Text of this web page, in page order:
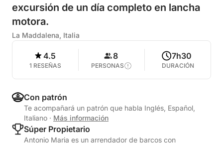
excursión de un día completo en lancha
motora.
La Maddalena, Italia
4.5
1 RESEÑAS
8
PERSONAS
7h30
DURACIÓN
Con patrón
Te acompañará un patrón que habla Inglés, Español,
Italiano · Más información
Súper Propietario
Antonio Maria es un arrendador de barcos con